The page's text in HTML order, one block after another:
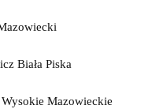
Biała Piska
Mazowieckie